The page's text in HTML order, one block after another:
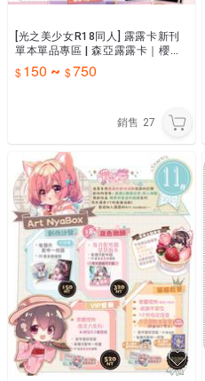
[光之美少女R18同人] 露露卡新刊
單本單品專區 | 森亞露露卡｜櫻野
露150 ~ 750
銷售 27